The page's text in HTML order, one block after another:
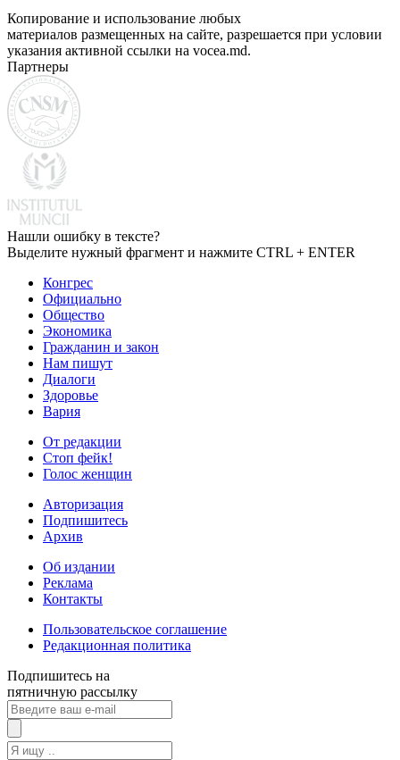
Копирование и использование любых
материалов размещенных на сайте, разрешается при условии
указания активной ссылки на vocea.md.
Партнеры
Нашли ошибку в тексте?
Выделите нужный фрагмент и нажмите CTRL + ENTER
Конгрес
Официально
Общество
Экономика
Гражданин и закон
Нам пишут
Диалоги
Здоровье
Вария
От редакции
Стоп фейк!
Голос женщин
Авторизация
Подпишитесь
Архив
Об издании
Реклама
Контакты
Пользовательское соглашение
Редакционная политика
Подпишитесь на
пятничную рассылку